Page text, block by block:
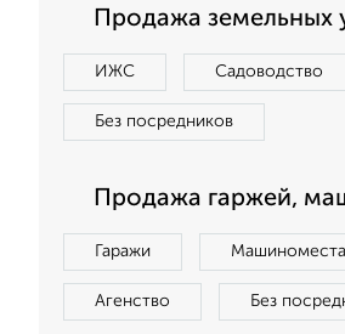
Продажа земельных
ИЖС Садоводство
Без посредников
Продажа гаржей,
Гаражи Машиноместа
Агенство Без